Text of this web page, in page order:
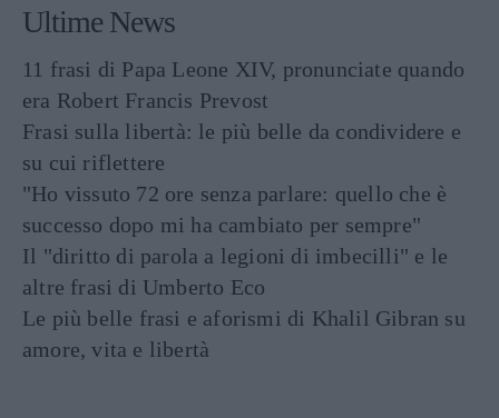
Ultime News
11 frasi di Papa Leone XIV, pronunciate quando
era Robert Francis Prevost
Frasi sulla libertà: le più belle da condividere e
su cui riflettere
"Ho vissuto 72 ore senza parlare: quello che è
successo dopo mi ha cambiato per sempre"
Il "diritto di parola a legioni di imbecilli" e le
altre frasi di Umberto Eco
Le più belle frasi e aforismi di Khalil Gibran su
amore, vita e libertà